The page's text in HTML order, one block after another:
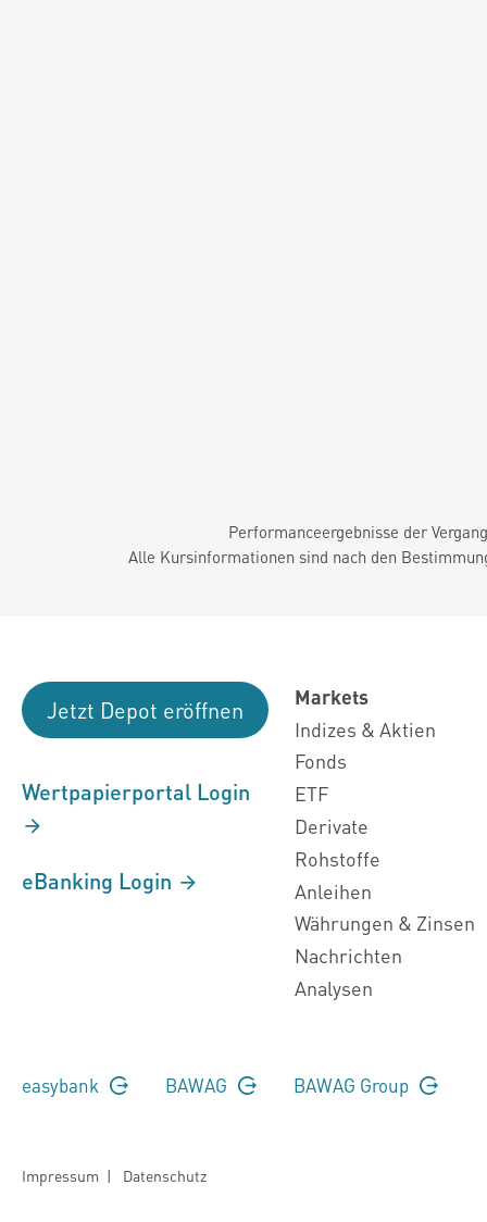
Performanceergebnisse der
Alle Kursinformationen sind nach den
Jetzt Depot eröffnen
Wertpapierportal Login
eBanking Login
Markets
Indizes & Aktien
Fonds
ETF
Derivate
Rohstoffe
Anleihen
Währungen & Zinsen
Nachrichten
Analysen
easybank BAWAG BAWAG Group
Impressum | Datenschutz